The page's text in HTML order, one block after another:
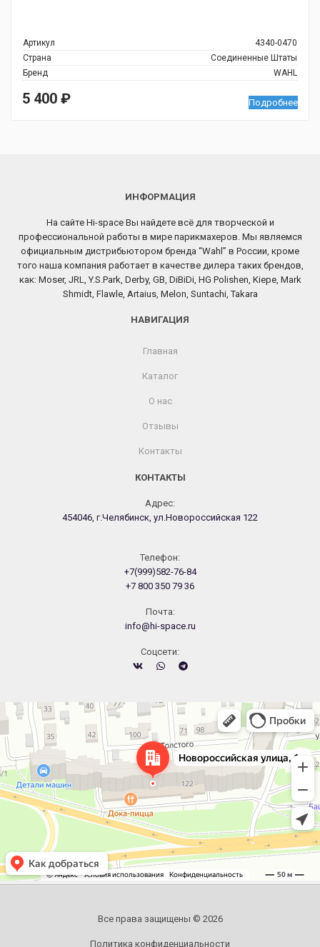
Артикул
4340-0470
Страна
Соединенные Штаты
Бренд
WAHL
5 400 ₽ Подробнее
ИНФОРМАЦИЯ
На сайте Hi-space Вы найдете всё для творческой и
профессиональной работы в мире парикмахеров. Мы являемся
официальным дистрибьютором бренда “Wahl” в России, кроме
того наша компания работает в качестве дилера таких брендов,
как: Moser, JRL, Y.S.Park, Derby, GB, DiBiDi, HG Polishen, Kiepe, Mark
Shmidt, Flawle, Artaius, Melon, Suntachi, Takara
НАВИГАЦИЯ
Главная
Каталог
О нас
Отзывы
Контакты
КОНТАКТЫ
Адрес:
454046, г.Челябинск, ул.Новороссийская 122
Телефон:
+7(999)582-76-84
+7 800 350 79 36
Почта:
info@hi-space.ru
Cоцсети:
Челябинск
Новороссийская улица, 122 — Яндекс.Карты
Все права защищены © 2026
Политика конфиденциальности